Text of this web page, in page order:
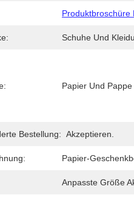
Produktbroschüre
Schuhe Und
Papier Und Pappe
Bestellung: Akzeptieren.
Papier-
Anpasste Größe